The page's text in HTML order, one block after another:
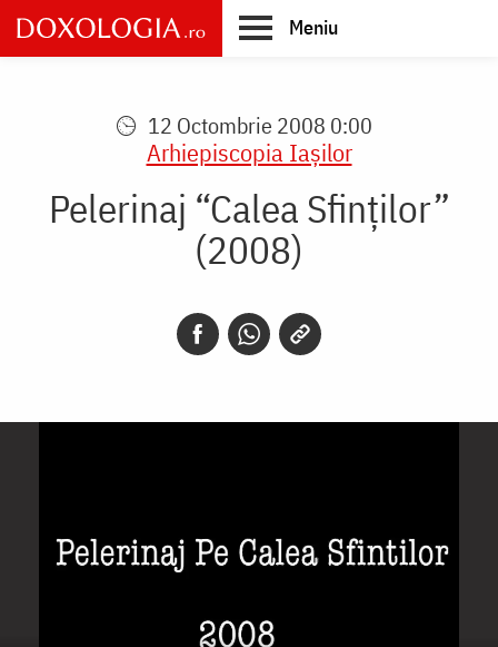
Skip
to
main
Meniu
12 Octombrie 2008 0:00
Arhiepiscopia Iaşilor
Pelerinaj “Calea Sfinților”
(2008)